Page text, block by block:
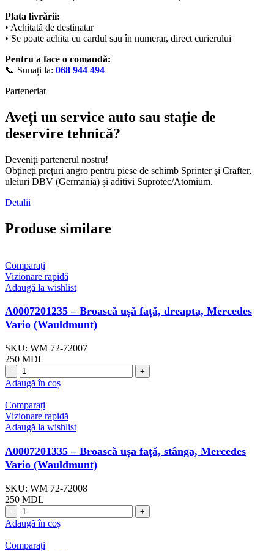
Plata livrării:
• Achitată de destinatar
• Se poate achita cu cardul sau în numerar, direct curierului
Pentru a face o comandă:
📞 Sunați la: 068 944 494
Parteneriat
Aveți un service auto sau stație de
deservire tehnică?
Deveniți partenerul nostru!
Obțineți prețuri angro pentru piese de schimb Sprinter și Crafter,
uleiuri DBV (Germania) și aditivi Suprotec/Atomium.
Detalii
Produse similare
Comparați
Vizionare rapidă
Adaugă la wishlist
A0007201235 – Broască ușă față, dreapta, Mercedes
Vario (Wauldmunt)
SKU: WM 72-72007
250 MDL
Adaugă în coș
Comparați
Vizionare rapidă
Adaugă la wishlist
A0007201335 – Broască ușa față, stânga, Mercedes
Vario (Wauldmunt)
SKU: WM 72-72008
250 MDL
Adaugă în coș
Comparați